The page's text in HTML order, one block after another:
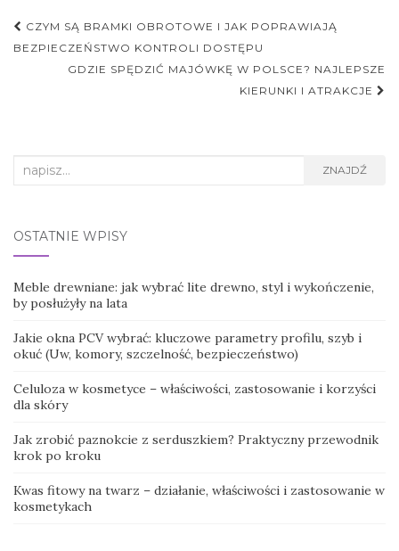
Nawigacja
postu
CZYM SĄ BRAMKI OBROTOWE I JAK POPRAWIAJĄ
BEZPIECZEŃSTWO KONTROLI DOSTĘPU
GDZIE SPĘDZIĆ MAJÓWKĘ W POLSCE? NAJLEPSZE
KIERUNKI I ATRAKCJE
Search
ZNAJDŹ
OSTATNIE WPISY
Meble drewniane: jak wybrać lite drewno, styl i wykończenie,
by posłużyły na lata
Jakie okna PCV wybrać: kluczowe parametry profilu, szyb i
okuć (Uw, komory, szczelność, bezpieczeństwo)
Celuloza w kosmetyce – właściwości, zastosowanie i korzyści
dla skóry
Jak zrobić paznokcie z serduszkiem? Praktyczny przewodnik
krok po kroku
Kwas fitowy na twarz – działanie, właściwości i zastosowanie w
kosmetykach